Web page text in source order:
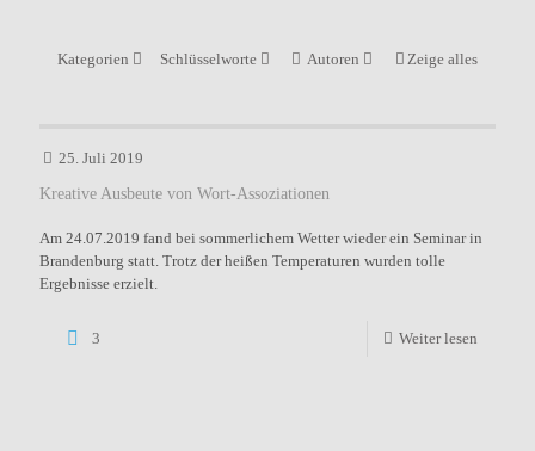
Kategorien Schlüsselworte Autoren Zeige alles
25. Juli 2019
Kreative Ausbeute von Wort-Assoziationen
Am 24.07.2019 fand bei sommerlichem Wetter wieder ein Seminar in
Brandenburg statt. Trotz der heißen Temperaturen wurden tolle
Ergebnisse erzielt.
3 Weiter lesen